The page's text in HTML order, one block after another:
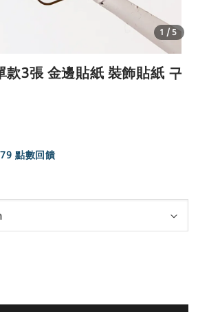
1 /5
款3張 金邊貼紙 裝飾貼紙 구
點數回饋